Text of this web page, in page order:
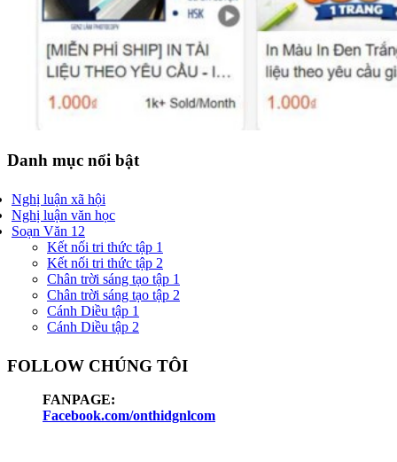
Danh mục nổi bật
Nghị luận xã hội
Nghị luận văn học
Soạn Văn 12
Kết nối tri thức tập 1
Kết nối tri thức tập 2
Chân trời sáng tạo tập 1
Chân trời sáng tạo tập 2
Cánh Diều tập 1
Cánh Diều tập 2
FOLLOW CHÚNG TÔI
FANPAGE:
Facebook.com/onthidgnlcom